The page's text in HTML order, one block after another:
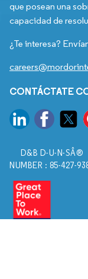
que posean una
capacidad de
¿Te interesa?
CONTÁCTATE
D&B D-U-N-SÂ®
NUMBER : 85-427-